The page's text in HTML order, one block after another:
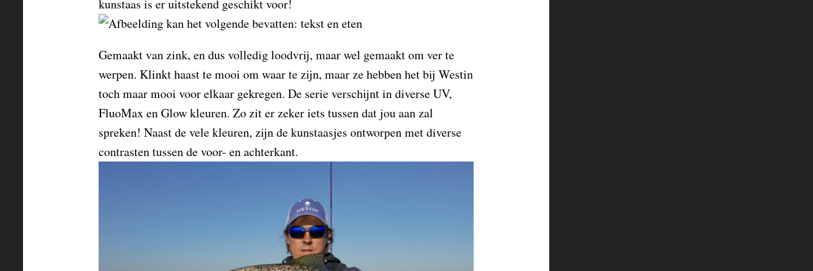
kunstaas is er uitstekend geschikt voor!
Gemaakt van zink, en dus volledig loodvrij, maar wel gemaakt om ver te
werpen. Klinkt haast te mooi om waar te zijn, maar ze hebben het bij Westin
toch maar mooi voor elkaar gekregen. De serie verschijnt in diverse UV,
FluoMax en Glow kleuren. Zo zit er zeker iets tussen dat jou aan zal
spreken! Naast de vele kleuren, zijn de kunstaasjes ontworpen met diverse
contrasten tussen de voor- en achterkant.